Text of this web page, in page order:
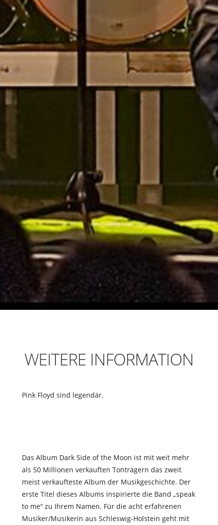
WEITERE INFORMATION
Pink Floyd sind legendär.
Das Album Dark Side of the Moon ist mit weit mehr
als 50 Millionen verkauften Tonträgern das zweit
meist verkaufteste Album der Musikgeschichte. Der
erste Titel dieses Albums inspirierte die Band „speak
to me“ zu Ihrem Namen. Für die acht erfahrenen
Musiker/Musikerin aus Schleswig-Holstein geht mit